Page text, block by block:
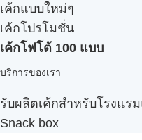
เค้กแบบใหม่ๆ
เค้กโปรโมชั่น
เค้กโฟโต้ 100 แบบ
บริการของเรา
รับผลิตเค้กสำหรับโรงแร
Snack box